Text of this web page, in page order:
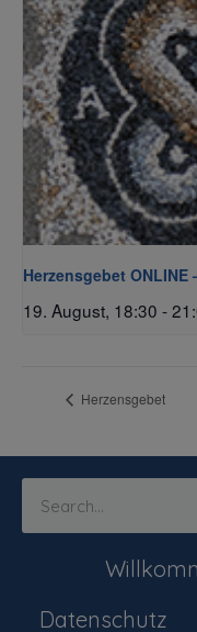
Herzensgebet
19. August, 18:30 -
Herzensgebet
Datenschutz